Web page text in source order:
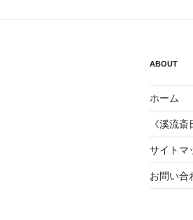
ABOUT
ホーム
《溪流
サイトマ
お問い合